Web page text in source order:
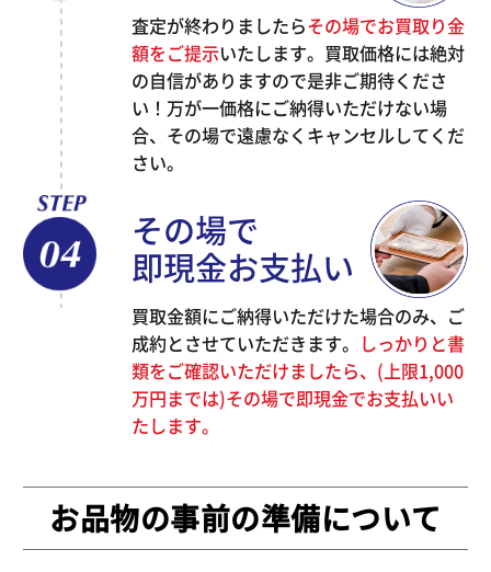
査定が終わりましたらその場でお買取り金
額をご提示いたします。買取価格には絶対
の自信がありますので是非ご期待くださ
い！万が一価格にご納得いただけない場
合、その場で遠慮なくキャンセルしてくだ
さい。
その場で
即現金お支払い
買取金額にご納得いただけた場合のみ、ご
成約とさせていただきます。 しっかりと書
類をご確認いただけましたら、(上限1,000
万円までは)その場で即現金でお支払いい
たします。
お品物の事前の準備について